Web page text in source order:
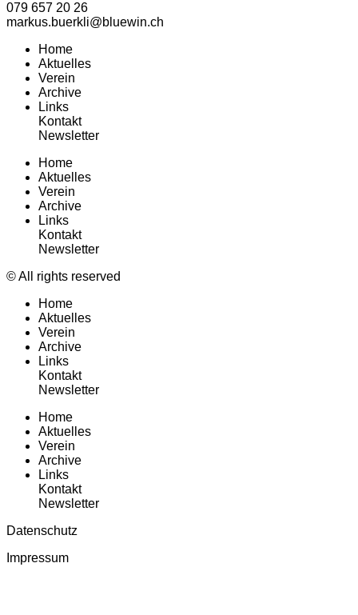
079 657 20 26
markus.buerkli@bluewin.ch
Home
Aktuelles
Verein
Archive
Links
Kontakt
Newsletter
Home
Aktuelles
Verein
Archive
Links
Kontakt
Newsletter
© All rights reserved
Home
Aktuelles
Verein
Archive
Links
Kontakt
Newsletter
Home
Aktuelles
Verein
Archive
Links
Kontakt
Newsletter
Datenschutz
Impressum